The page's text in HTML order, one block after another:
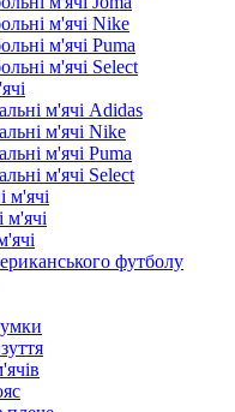
м'ячі Nike
м'ячі Puma
м'ячі Select
м'ячі Adidas
м'ячі Nike
м'ячі Puma
м'ячі Select
м'ячі
м'ячі
футболу